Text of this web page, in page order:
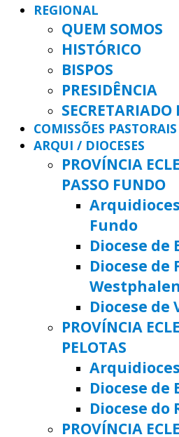
REGIONAL
QUEM SOMOS
HISTÓRICO
BISPOS
PRESIDÊNCIA
SECRETARIADO
COMISSÕES PASTORAIS
ARQUI / DIOCESES
PROVÍNCIA
PASSO FUNDO
Fundo
Diocese de
Diocese de
Westphalen
Diocese de
PROVÍNCIA
PELOTAS
Diocese de
Diocese do
PROVÍNCIA